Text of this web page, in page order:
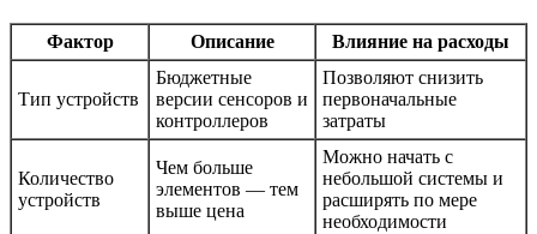
Фактор Описание Влияние на расходы
Тип устройств
Бюджетные
версии сенсоров и
контроллеров
Позволяют снизить
первоначальные
затраты
Количество
устройств
Чем больше
элементов — тем
выше цена
Можно начать с
небольшой системы и
расширять по мере
необходимости